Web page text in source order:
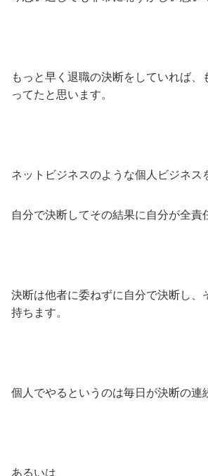
もっと早く退職の決断をしていれば、
ってたと思います。
ネットビジネスのような個人ビジネス
自分で決断してその結果に自分が全責
決断は他者に委ねずに自分で決断し、
持ちます。
個人でやるというのは毎日が決断の連
あるいは